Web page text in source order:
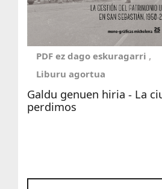
PDF ez dago eskuragarri
Liburu agortua
Galdu genuen hiria - La
perdimos